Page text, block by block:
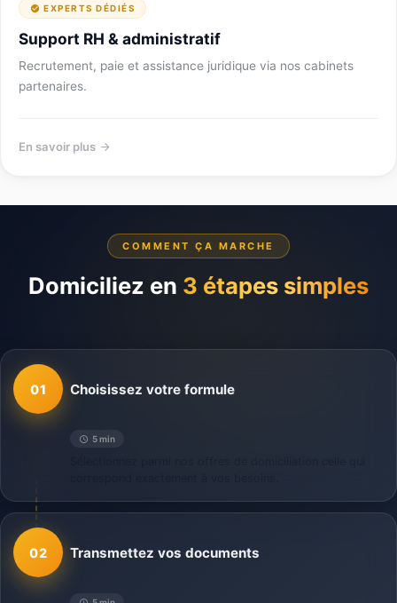
EXPERTS DÉDIÉS
Support RH & administratif
Recrutement, paie et assistance juridique via nos cabinets
partenaires.
En savoir plus
COMMENT ÇA MARCHE
Domiciliez en 3 étapes simples
01
5 min
Choisissez votre formule
02 Transmettez vos documents